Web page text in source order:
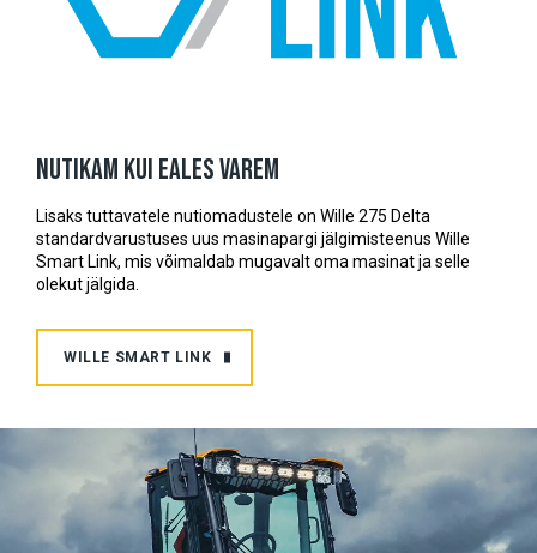
Nutikam kui eales varem
Lisaks tuttavatele nutiomadustele on Wille 275 Delta
standardvarustuses uus masinapargi jälgimisteenus Wille
Smart Link, mis võimaldab mugavalt oma masinat ja selle
olekut jälgida.
WILLE SMART LINK